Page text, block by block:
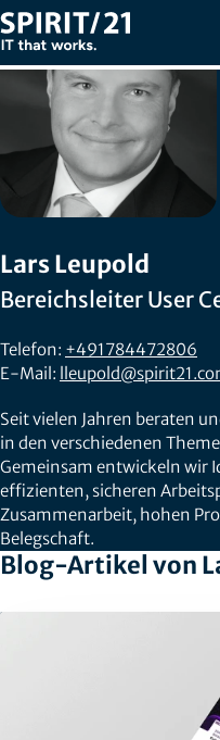
Lars Leupold
Bereichsleiter User
Telefon: +491784472806
E-Mail:
Seit vielen Jahren beraten
in den verschiedenen
Gemeinsam entwickeln wir
effizienten, sicheren
Zusammenarbeit, hohen
Belegschaft.
Blog-Artikel von